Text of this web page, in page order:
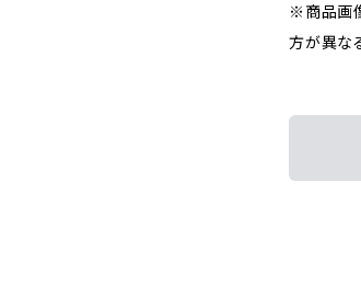
※商品画
方が異な